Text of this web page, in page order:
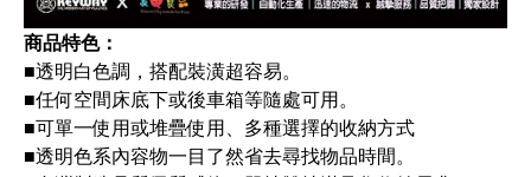
商品特色：
■透明白色調，搭配裝潢超容易。
■任何空間床底下或後車箱等隨處可用。
■可單一使用或堆疊使用、多種選擇的收納方式
■透明色系內容物一目了然省去尋找物品時間。